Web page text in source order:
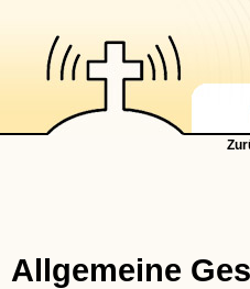
Allgemeine